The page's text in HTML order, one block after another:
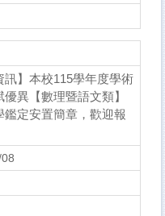
訊】本校115學年度學術
異【數理暨語文類】
鑑定安置簡章，歡迎報